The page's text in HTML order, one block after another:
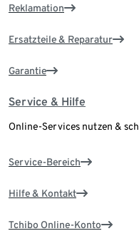
Reklamation
Ersatzteile & Reparatur
Garantie
Service & Hilfe
Online-Services nutzen &
Service-Bereich
Hilfe & Kontakt
Tchibo Online-Konto